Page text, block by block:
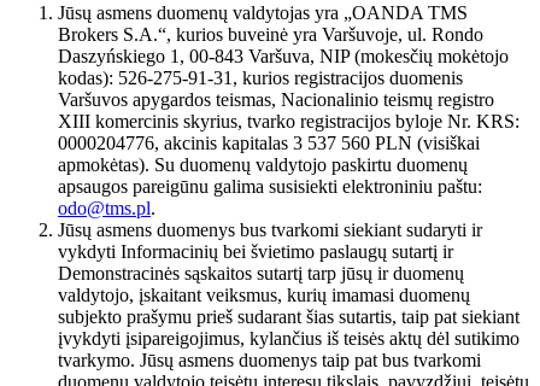
Jūsų asmens duomenų valdytojas yra „OANDA TMS
Brokers S.A.“, kurios buveinė yra Varšuvoje, ul. Rondo
Daszyńskiego 1, 00-843 Varšuva, NIP (mokesčių mokėtojo
kodas): 526-275-91-31, kurios registracijos duomenis
Varšuvos apygardos teismas, Nacionalinio teismų registro
XIII komercinis skyrius, tvarko registracijos byloje Nr. KRS:
0000204776, akcinis kapitalas 3 537 560 PLN (visiškai
apmokėtas). Su duomenų valdytojo paskirtu duomenų
apsaugos pareigūnu galima susisiekti elektroniniu paštu:
odo@tms.pl.
Jūsų asmens duomenys bus tvarkomi siekiant sudaryti ir
vykdyti Informacinių bei švietimo paslaugų sutartį ir
Demonstracinės sąskaitos sutartį tarp jūsų ir duomenų
valdytojo, įskaitant veiksmus, kurių imamasi duomenų
subjekto prašymu prieš sudarant šias sutartis, taip pat siekiant
įvykdyti įsipareigojimus, kylančius iš teisės aktų dėl sutikimo
tvarkymo. Jūsų asmens duomenys taip pat bus tvarkomi
duomenų valdytojo teisėtų interesų tikslais, pavyzdžiui, teisėtų